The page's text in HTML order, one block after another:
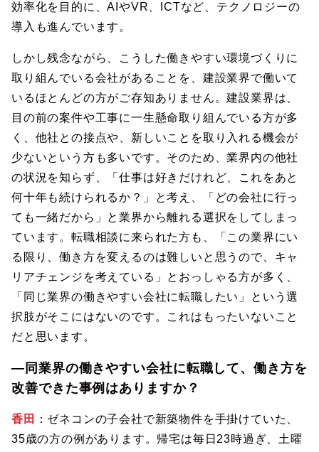
効率化を目的に、AIやVR、ICTなど、テクノロジーの
導入も進んでいます。
しかし残念ながら、こうした働きやすい環境づくりに
取り組んでいる会社があることを、建設業界で働いて
いるほとんどの方がご存知ありません。建設業界は、
目の前の案件や工事に一生懸命取り組んでいる方が多
く、他社との接点や、新しいことを取り入れる機会が
少ないという方も多いです。そのため、業界内の他社
の状況を知らず、「仕事は好きだけれど、これをあと
何十年も続けられるか？」と考え、「どの会社に行っ
ても一緒だから」と業界から離れる選択をしてしまっ
ています。転職相談に来られた方も、「この業界にい
る限り、働き方を変えるのは難しいと思うので、キャ
リアチェンジを考えている」とおっしゃる方が多く、
「同じ業界の働きやすい会社に転職したい」という選
択肢がそこにはないのです。これはもったいないこと
だと思います。
―同業界の働きやすい会社に転職して、働き方を
改善できた事例はありますか？
香田
：ゼネコンの子会社で新築物件を手掛けていた、
35歳の方の例があります。帰宅は毎日23時過ぎ、土曜